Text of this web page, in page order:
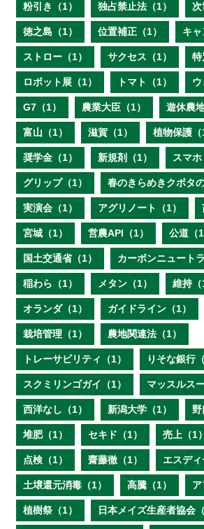
粉引き（1） 独占禁止法（1） 次
徳之島（1） 位置補正（1） キャ
ストロー（1） サクセス（1） 特
ロボット展（1） トマト（1） ウ
G7（1） 農業大臣（1） 遊休農
富山（1） 滋賀（1） 植物保護（
奨学金（1） 新規剤（1） スマホ
グリップ（1） 春のきらめきクボタ
実演会（1） アグリノート（1）
宮城（1） 営農API（1） 公道（1
国土交通省（1） カーボンニュート
稲わら（1） メタン（1） 維持（
オランダ（1） ガイドライン（1）
栽培管理（1） 農地関連法（1）
トレーサビリティ（1） りそな銀行（
スクミリンゴガイ（1） マッスルス
西洋なし（1） 新潟大学（1） 野
堆肥（1） セキド（1） 売上（1）
点検（1） 齋藤徹（1） エスディ
土壌還元消毒（1） 高騰（1） ア
植樹祭（1） 日本メイズ生産者協会（